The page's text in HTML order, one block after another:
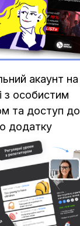
акаунт на
з особистим
та доступ до
додатку